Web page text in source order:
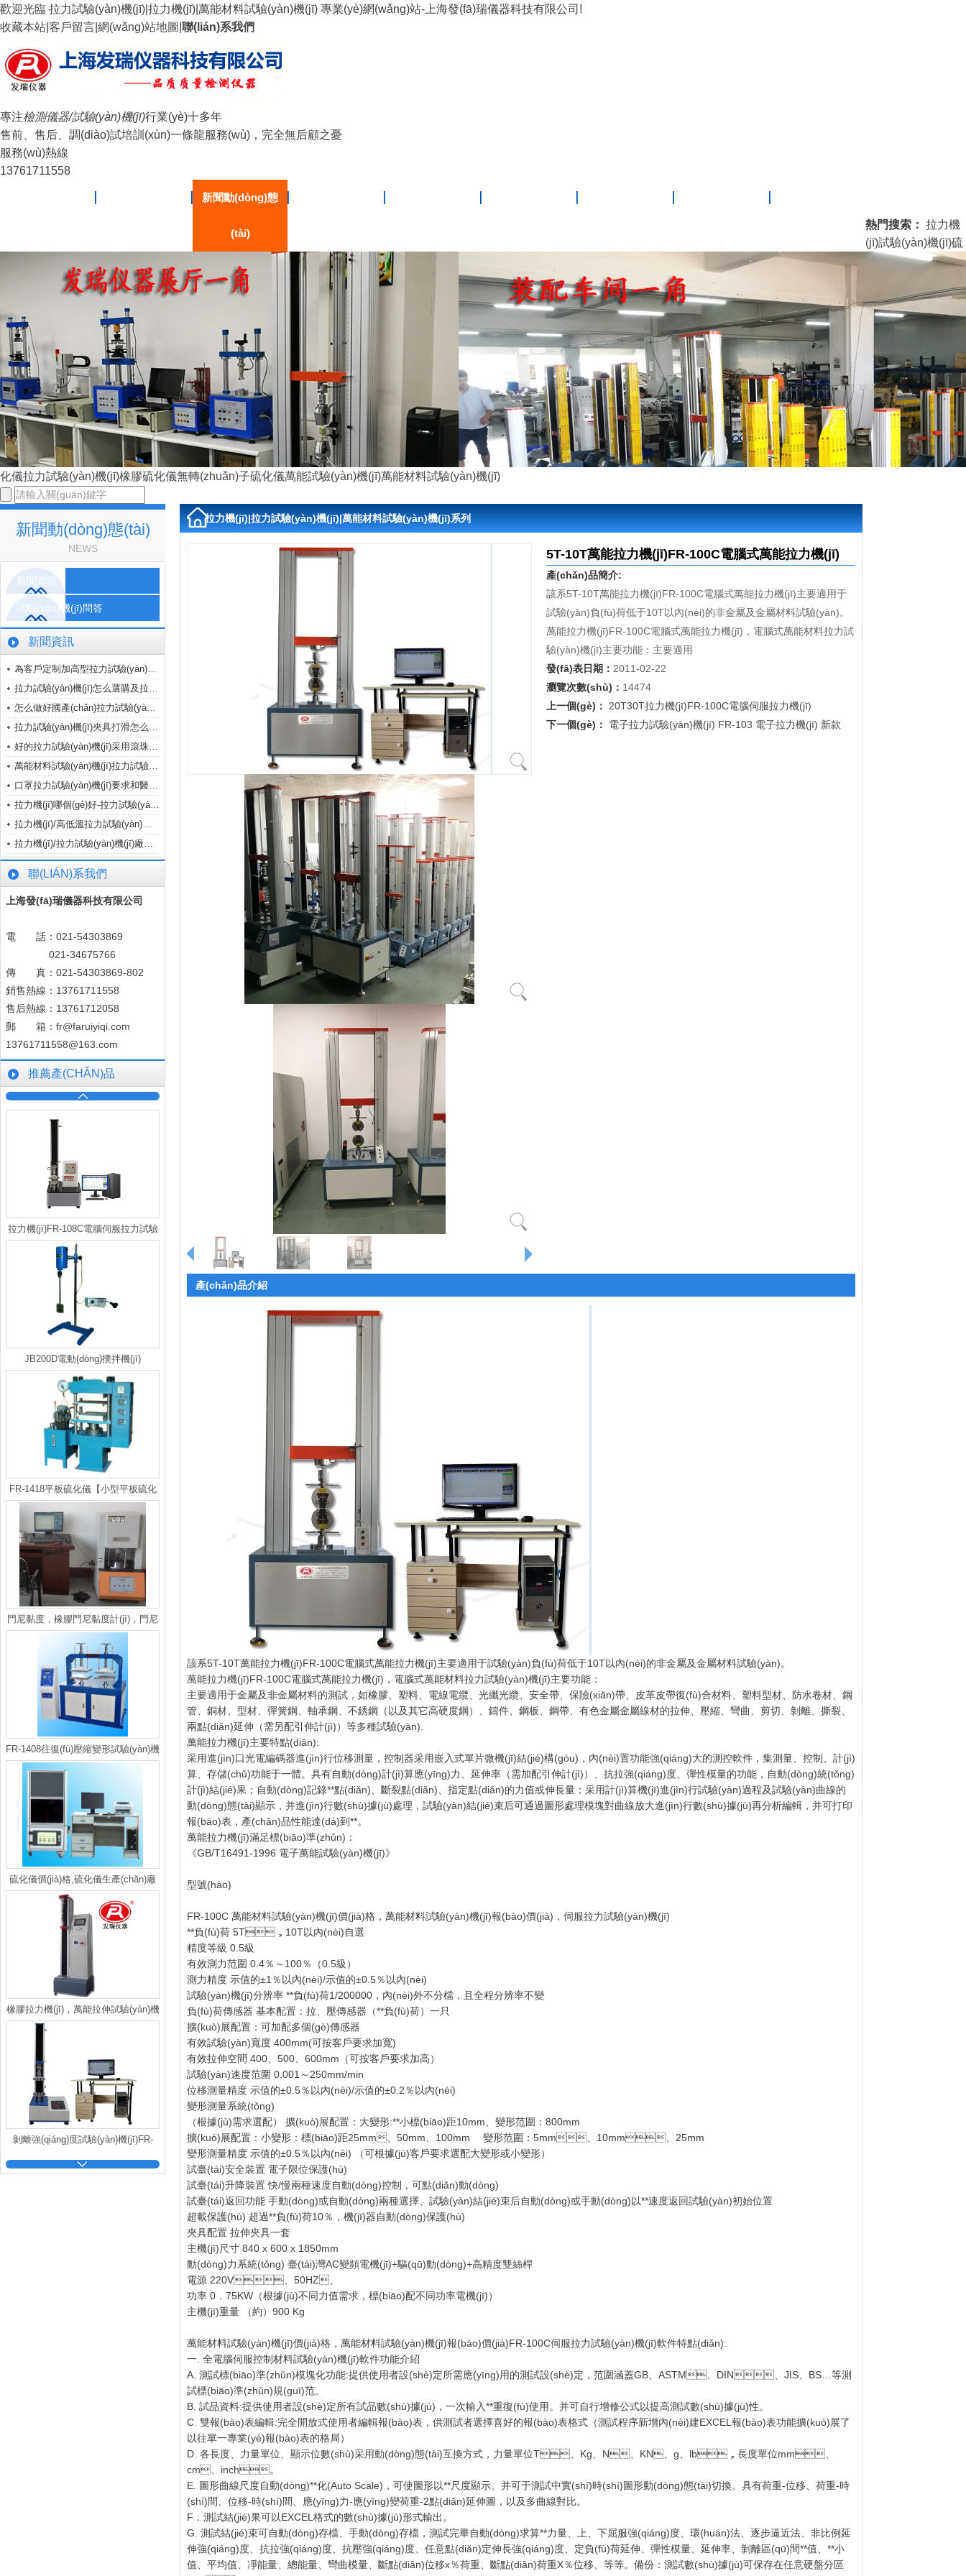
歡迎光臨 拉力試驗(yàn)機(jī)|拉力機(jī)|萬能材料試驗(yàn)機(jī) 專業(yè)網(wǎng)站-上海發(fā)瑞儀器科技有限公司!
收藏本站 客戶留言 網(wǎng)站地圖 聯(lián)系我們
專注檢測儀器/試驗(yàn)機(jī)行業(yè)十多年
售前、售后、調(diào)試培訓(xùn)一條龍服務(wù)，完全無后顧之憂
服務(wù)熱線
13761711558
新聞動(dòng)態
(tài)
熱門搜索： 拉力機
(jī)試驗(yàn)機(jī)硫
化儀拉力試驗(yàn)機(jī)橡膠硫化儀無轉(zhuǎn)子硫化儀萬能試驗(yàn)機(jī)萬能材料試驗(yàn)機(jī)
新聞動(dòng)態(tài)
NEWS
新聞資訊
試驗(yàn)機(jī)問答
新聞資訊
為客戶定制加高型拉力試驗(yàn)機(jī)，..
拉力試驗(yàn)機(jī)怎么選購及拉力機(jī)配..
怎么做好國產(chǎn)拉力試驗(yàn)機(jī)品牌
拉力試驗(yàn)機(jī)夾具打滑怎么辦？拉..
好的拉力試驗(yàn)機(jī)采用滾珠絲杠，..
萬能材料試驗(yàn)機(jī)拉力試驗(yàn)機(jī)怎么..
口罩拉力試驗(yàn)機(jī)要求和醫(yī)用口罩..
拉力機(jī)哪個(gè)好-拉力試驗(yàn)機(jī)什么..
拉力機(jī)/高低溫拉力試驗(yàn)機(jī)入住..
拉力機(jī)/拉力試驗(yàn)機(jī)廠家/新年..
聯(LIÁN)系我們
上海發(fā)瑞儀器科技有限公司
電 話：021-54303869
021-34675766
傳 真：021-54303869-802
銷售熱線：13761711558
售后熱線：13761712058
郵 箱： fr@faruiyiqi.com
13761711558@163.com
推薦產(CHǍN)品
拉力機(jī)FR-108C電腦伺服拉力試驗
(yàn)機(jī)
JB200D電動(dòng)攪拌機(jī)
FR-1418平板硫化儀【小型平板硫化
機(jī)】實(shí)驗(yàn)用平板硫化機
門尼黏度，橡膠門尼黏度計(jì)，門尼
黏度曲線
FR-1408往復(fù)壓縮變形試驗(yàn)機
硫化儀價(jià)格,硫化儀生產(chǎn)廠
家,硫化儀報(bào)價(jià)
橡膠拉力機(jī)，萬能拉伸試驗(yàn)機
(jī)，電子萬能拉力機(jī)，
剝離強(qiáng)度試驗(yàn)機(jī)FR-
108C伺服拉力試驗(yàn)機(jī)
拉力機(jī)|拉力試驗(yàn)機(jī)|萬能材料試驗(yàn)機(jī)系列
網(wǎng)站首頁 新聞動(dòng)態(tài)> 拉力機(jī)|拉力試驗(yàn)機(jī)|萬能材料試驗(yàn)機(jī)系列
5T-10T萬能拉力機(jī)FR-100C電腦式萬能拉力機(jī)
產(chǎn)品簡介:
該系5T-10T萬能拉力機(jī)FR-100C電腦式萬能拉力機(jī)主要適用于
試驗(yàn)負(fù)荷低于10T以內(nèi)的非金屬及金屬材料試驗(yàn)。
萬能拉力機(jī)FR-100C電腦式萬能拉力機(jī)，電腦式萬能材料拉力試
驗(yàn)機(jī)主要功能：主要適用
發(fā)表日期： 2011-02-22
瀏覽次數(shù)： 14474
上一個(gè)：
20T30T拉力機(jī)FR-100C電腦伺服拉力機(jī)
下一個(gè)：
電子拉力試驗(yàn)機(jī) FR-103 電子拉力機(jī) 新款
產(chǎn)品介紹
該系5T-10T萬能拉力機(jī)FR-100C電腦式萬能拉力機(jī)主要適用于試驗(yàn)負(fù)荷低于10T以內(nèi)的非金屬及金屬材料試驗(yàn)。
萬能拉力機(jī)FR-100C電腦式萬能拉力機(jī)，電腦式萬能材料拉力試驗(yàn)機(jī)主要功能：
主要適用于金屬及非金屬材料的測試，如橡膠、塑料、電線電纜、光纖光纜、安全帶、保險(xiǎn)帶、皮革皮帶復(fù)合材料、塑料型材、防水卷材、鋼
管、銅材、型材、彈簧鋼、軸承鋼、不銹鋼（以及其它高硬度鋼）、鑄件、鋼板、鋼帶、有色金屬金屬線材的拉伸、壓縮、彎曲、剪切、剝離、撕裂、
兩點(diǎn)延伸（需另配引伸計(jì)）等多種試驗(yàn).
萬能拉力機(jī)主要特點(diǎn):
采用進(jìn)口光電編碼器進(jìn)行位移測量，控制器采用嵌入式單片微機(jī)結(jié)構(gòu)，內(nèi)置功能強(qiáng)大的測控軟件，集測量、控制、計(jì)
算、存儲(chǔ)功能于一體。具有自動(dòng)計(jì)算應(yīng)力、延伸率（需加配引伸計(jì)）、抗拉強(qiáng)度、彈性模量的功能，自動(dòng)統(tǒng)
計(jì)結(jié)果；自動(dòng)記錄**點(diǎn)、斷裂點(diǎn)、指定點(diǎn)的力值或伸長量；采用計(jì)算機(jī)進(jìn)行試驗(yàn)過程及試驗(yàn)曲線的
動(dòng)態(tài)顯示，并進(jìn)行數(shù)據(jù)處理，試驗(yàn)結(jié)束后可通過圖形處理模塊對曲線放大進(jìn)行數(shù)據(jù)再分析編輯，并可打印
報(bào)表，產(chǎn)品性能達(dá)到**。
萬能拉力機(jī)滿足標(biāo)準(zhǔn)：
《GB/T16491-1996 電子萬能試驗(yàn)機(jī)》
型號(hào)
FR-100C 萬能材料試驗(yàn)機(jī)價(jià)格，萬能材料試驗(yàn)機(jī)報(bào)價(jià)，伺服拉力試驗(yàn)機(jī)
**負(fù)荷 5T，10T以內(nèi)自選
精度等級 0.5級
有效測力范圍 0.4％～100％（0.5級）
測力精度 示值的±1％以內(nèi)/示值的±0.5％以內(nèi)
試驗(yàn)機(jī)分辨率 **負(fù)荷1/200000，內(nèi)外不分檔，且全程分辨率不變
負(fù)荷傳感器 基本配置：拉、壓傳感器（**負(fù)荷）一只
擴(kuò)展配置：可加配多個(gè)傳感器
有效試驗(yàn)寬度 400mm(可按客戶要求加寬)
有效拉伸空間 400、500、600mm（可按客戶要求加高）
試驗(yàn)速度范圍 0.001～250mm/min
位移測量精度 示值的±0.5％以內(nèi)/示值的±0.2％以內(nèi)
變形測量系統(tǒng)
（根據(jù)需求選配） 擴(kuò)展配置：大變形:**小標(biāo)距10mm、變形范圍：800mm
擴(kuò)展配置：小變形：標(biāo)距25mm、50mm、100mm 變形范圍：5mm、10mm、25mm
變形測量精度 示值的±0.5％以內(nèi) （可根據(jù)客戶要求選配大變形或小變形）
試臺(tái)安全裝置 電子限位保護(hù)
試臺(tái)升降裝置 快/慢兩種速度自動(dòng)控制，可點(diǎn)動(dòng)
試臺(tái)返回功能 手動(dòng)或自動(dòng)兩種選擇、試驗(yàn)結(jié)束后自動(dòng)或手動(dòng)以**速度返回試驗(yàn)初始位置
超載保護(hù) 超過**負(fù)荷10％，機(jī)器自動(dòng)保護(hù)
夾具配置 拉伸夾具一套
主機(jī)尺寸 840 x 600 x 1850mm
動(dòng)力系統(tǒng) 臺(tái)灣AC變頻電機(jī)+驅(qū)動(dòng)+高精度雙絲桿
電源 220V、50HZ、
功率 0．75KW（根據(jù)不同力值需求，標(biāo)配不同功率電機(jī)）
主機(jī)重量 （約）900 Kg
萬能材料試驗(yàn)機(jī)價(jià)格，萬能材料試驗(yàn)機(jī)報(bào)價(jià)FR-100C伺服拉力試驗(yàn)機(jī)軟件特點(diǎn):
一. 全電腦伺服控制材料試驗(yàn)機(jī)軟件功能介紹
A. 測試標(biāo)準(zhǔn)模塊化功能:提供使用者設(shè)定所需應(yīng)用的測試設(shè)定，范圍涵蓋GB、ASTM、DIN、JIS、BS…等測
試標(biāo)準(zhǔn)規(guī)范。
B. 試品資料:提供使用者設(shè)定所有試品數(shù)據(jù)，一次輸入**重復(fù)使用。并可自行增修公式以提高測試數(shù)據(jù)性。
C. 雙報(bào)表編輯:完全開放式使用者編輯報(bào)表，供測試者選擇喜好的報(bào)表格式（測試程序新增內(nèi)建EXCEL報(bào)表功能擴(kuò)展了
以往單一專業(yè)報(bào)表的格局）
D. 各長度、力量單位、顯示位數(shù)采用動(dòng)態(tài)互換方式，力量單位T、Kg、N、KN、g、lb，長度單位mm、
cm、inch。
E. 圖形曲線尺度自動(dòng)**化(Auto Scale)，可使圖形以**尺度顯示。并可于測試中實(shí)時(shí)圖形動(dòng)態(tài)切換。具有荷重-位移、荷重-時
(shí)間、位移-時(shí)間、應(yīng)力-應(yīng)變荷重-2點(diǎn)延伸圖，以及多曲線對比。
F．測試結(jié)果可以EXCEL格式的數(shù)據(jù)形式輸出。
G. 測試結(jié)束可自動(dòng)存檔、手動(dòng)存檔，測試完畢自動(dòng)求算**力量、上、下屈服強(qiáng)度、環(huán)法、逐步逼近法、非比例延
伸強(qiáng)度、抗拉強(qiáng)度、抗壓強(qiáng)度、任意點(diǎn)定伸長強(qiáng)度、定負(fù)荷延伸、彈性模量、延伸率、剝離區(qū)間**值、**小
值、平均值、凈能量、總能量、彎曲模量、斷點(diǎn)位移x％荷重、斷點(diǎn)荷重X％位移、等等。備份：測試數(shù)據(jù)可保存在任意硬盤分區